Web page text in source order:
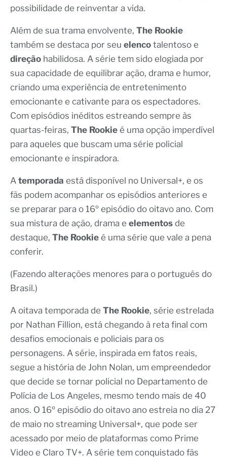
possibilidade de reinventar a vida.
Além de sua trama envolvente, The Rookie
também se destaca por seu elenco talentoso e
direção habilidosa. A série tem sido elogiada por
sua capacidade de equilibrar ação, drama e humor,
criando uma experiência de entretenimento
emocionante e cativante para os espectadores.
Com episódios inéditos estreando sempre às
quartas-feiras, The Rookie é uma opção imperdível
para aqueles que buscam uma série policial
emocionante e inspiradora.
A temporada está disponível no Universal+, e os
fãs podem acompanhar os episódios anteriores e
se preparar para o 16º episódio do oitavo ano. Com
sua mistura de ação, drama e elementos de
destaque, The Rookie é uma série que vale a pena
conferir.
(Fazendo alterações menores para o português do
Brasil.)
A oitava temporada de The Rookie, série estrelada
por Nathan Fillion, está chegando à reta final com
desafios emocionais e policiais para os
personagens. A série, inspirada em fatos reais,
segue a história de John Nolan, um empreendedor
que decide se tornar policial no Departamento de
Polícia de Los Angeles, mesmo tendo mais de 40
anos. O 16º episódio do oitavo ano estreia no dia 27
de maio no streaming Universal+, que pode ser
acessado por meio de plataformas como Prime
Video e Claro TV+. A série tem conquistado fãs